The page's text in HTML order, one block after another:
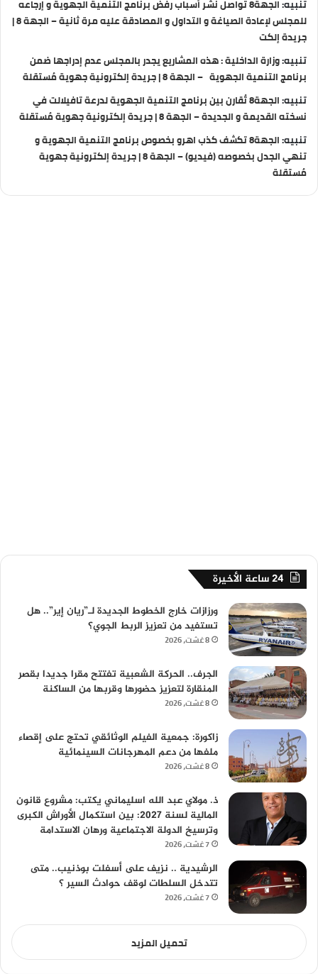
تنبيه:
الجهة8 تواصل نشر أسباب رفض برنامج التنمية الجهوية و إرجاعه
للمجلس لإعادة الصياغة و التداول و المصادقة عليه مرة ثانية – الجهة 8 |
جريدة إلكت
تنبيه:وزارة الداخلية : هذه المشاريع يجدر بالمجلس عدم إدراجها ضمن
برنامج التنمية الجهوية – الجهة 8 | جريدة إلكترونية جهوية مُستقلة
تنبيه:
الجهة8 تُقارن بين برنامج التنمية الجهوية لدرعة تافيلالت في
نسخته القديمة و الجديدة – الجهة 8 | جريدة إلكترونية جهوية مُستقلة
تنبيه:
الجهة8 تكشف كذب اهرو بخصوص برنامج التنمية الجهوية و
تنهي الجدل بخصوصه (فيديو) – الجهة 8 | جريدة إلكترونية جهوية
مُستقلة
24 ساعة الأخيرة
ورزازات خارج الخطوط الجديدة لـ”ريان إير”.. هل
تستفيد من تعزيز الربط الجوي؟
8 غشت، 2026
الجرف.. الحركة الشعبية تفتتح مقرا جديدا بقصر
المنقارة لتعزيز حضورها وقربها من الساكنة
8 غشت، 2026
زاكورة: جمعية الفيلم الوثائقي تحتج على إقصاء
ملفها من دعم المهرجانات السينمائية
8 غشت، 2026
ذ. مولاي عبد الله اسليماني يكتب: مشروع قانون
المالية لسنة 2027: بين استكمال الأوراش الكبرى
وترسيخ الدولة الاجتماعية ورهان الاستدامة
7 غشت، 2026
الرشيدية .. نزيف على أسفلت بوذنيب.. متى
تتدخل السلطات لوقف حوادث السير ؟
7 غشت، 2026
تحميل المزيد